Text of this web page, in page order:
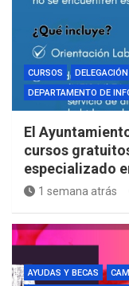
CURSOS
DEPARTAMENTO DE
El
cursos
especializado
1 semana atrás
AYUDAS Y BECAS